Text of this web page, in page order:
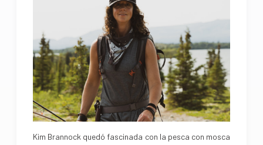
Kim Brannock quedó fascinada con la pesca con mosca